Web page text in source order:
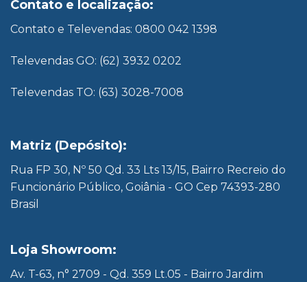
Contato e localização:
Contato e Televendas: 0800 042 1398
Televendas GO: (62) 3932 0202
Televendas TO: (63) 3028-7008
Matriz (Depósito):
Rua FP 30, Nº 50 Qd. 33 Lts 13/15, Bairro Recreio do
Funcionário Público, Goiânia - GO Cep 74393-280
Brasil
Loja Showroom:
Av. T-63, n° 2709 - Qd. 359 Lt.05 - Bairro Jardim